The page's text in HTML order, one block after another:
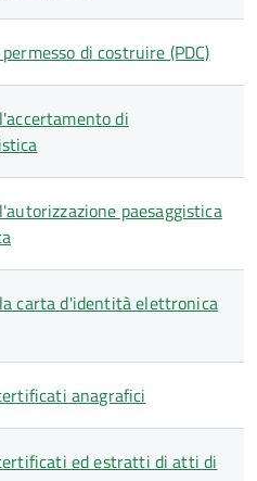
di costruire (PDC)
di
paesaggistica
carta d'identità elettronica
anagrafici
ed estratti di atti di